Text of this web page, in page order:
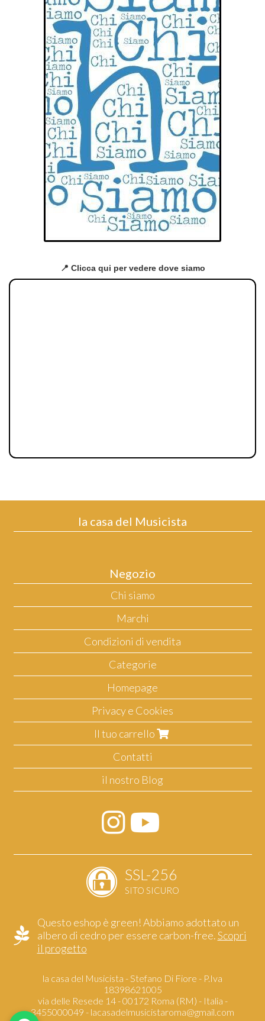
📍 Clicca qui per vedere dove siamo
la casa del Musicista
Negozio
Chi siamo
Marchi
Condizioni di vendita
Categorie
Homepage
Privacy e Cookies
Il tuo carrello
Contatti
il nostro Blog
SSL-256
SITO SICURO
Questo eshop è green! Abbiamo adottato un
albero di cedro per essere carbon-free.Scopri
il progetto
la casa del Musicista - Stefano Di Fiore - P.Iva
18398621005
via delle Resede 14 - 00172 Roma (RM) - Italia -
3455000049 - lacasadelmusicistaroma@gmail.com